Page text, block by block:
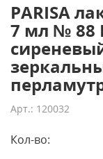
PARISA
7 мл № 88
Арт.: 120032
Кол-во: